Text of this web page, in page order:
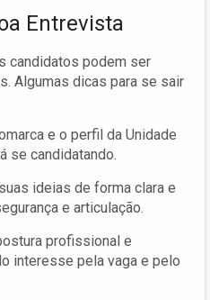
Entrevista
candidatos podem ser
Algumas dicas para se sair
e o perfil da Unidade
se candidatando.
ideias de forma clara e
e articulação.
profissional e
interesse pela vaga e pelo